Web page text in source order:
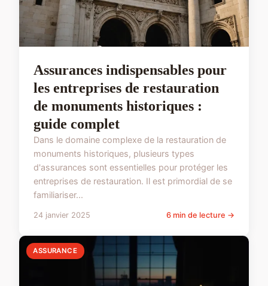
Assurances indispensables pour
les entreprises de restauration
de monuments historiques :
guide complet
Dans le domaine complexe de la restauration de
monuments historiques, plusieurs types
d'assurances sont essentielles pour protéger les
entreprises de restauration. Il est primordial de se
familiariser...
24 janvier 2025 6 min de lecture →
ASSURANCE